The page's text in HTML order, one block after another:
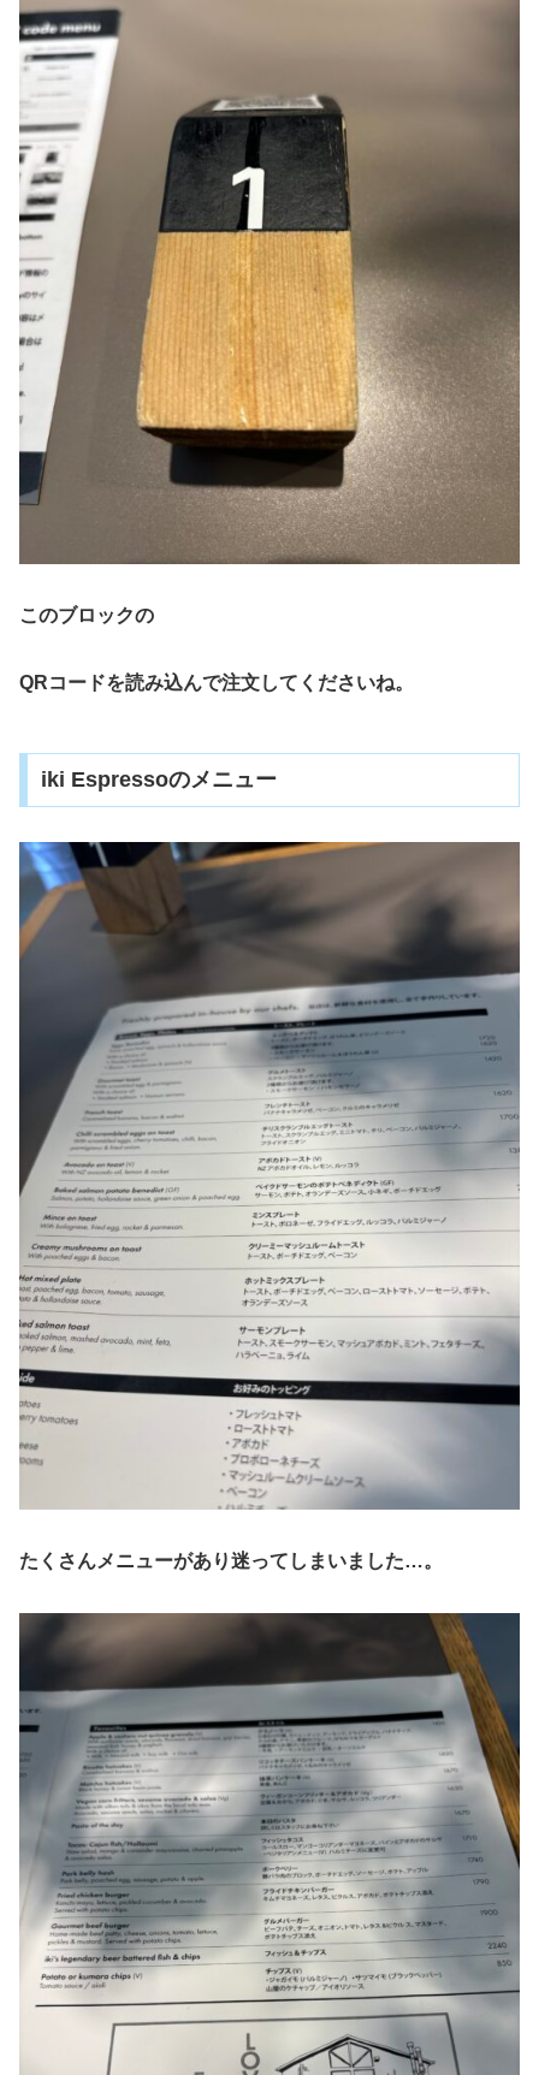
このブロックの
QRコードを読み込んで注文してくださいね。
iki Espressoのメニュー
たくさんメニューがあり迷ってしまいました…。